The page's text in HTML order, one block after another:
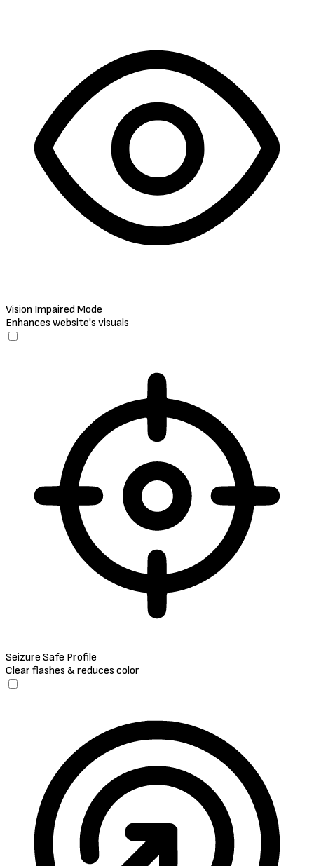
Vision Impaired Mode
Enhances website's visuals
Seizure Safe Profile
Clear flashes & reduces color